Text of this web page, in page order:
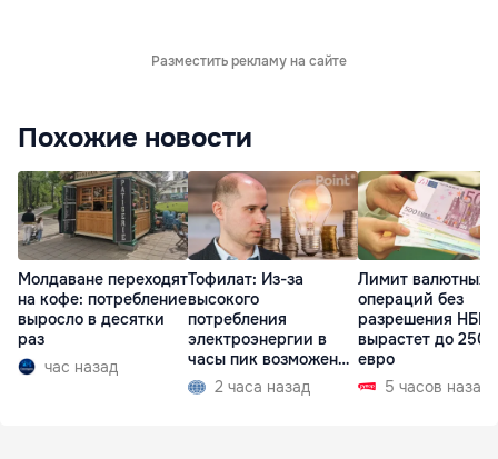
Разместить рекламу на сайте
Похожие новости
Молдаване переходят
на кофе: потребление
выросло в десятки
раз
час назад
Тофилат: Из-за
высокого
потребления
электроэнергии в
часы пик возможен
рост тарифов
2 часа назад
Лимит валютных
операций без
разрешения НБМ
вырастет до 250
евро
5 часов назад